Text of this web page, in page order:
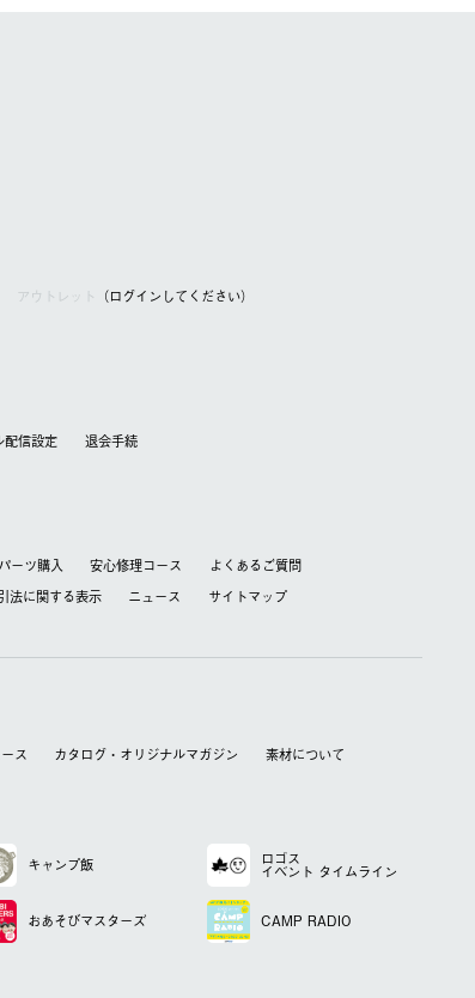
アウトレット （ログインしてください）
配信設定 退会⼿続
パーツ購入 安心修理コース
よくあるご質問
法に関する表⽰ ニュース サイトマップ
ス カタログ・オリジナルマガジン 素材について
キャンプ飯 ロゴス
イベント タイムライン
おあそびマスターズ CAMP RADIO